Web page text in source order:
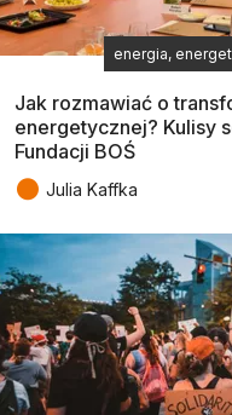
energia,
Jak rozmawiać o
energetycznej? Kulisy
Fundacji BOŚ
● Julia Kaffka